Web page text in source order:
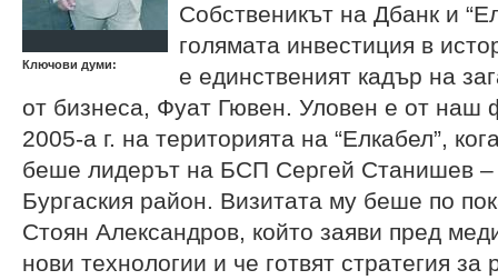
Ключови думи:
Собственикът на Дбанк и
голямата инвестиция в
е единственият кадър на
от бизнеса, Фуат Гювен. Уловен е от наш
2005-а г. на територията на “Елкабел”,
беше лидерът на БСП Сергей Станишев –
Бургаския район. Визитата му беше по
Стоян Александров, който заяви пред
нови технологии и че готвят стратегия за